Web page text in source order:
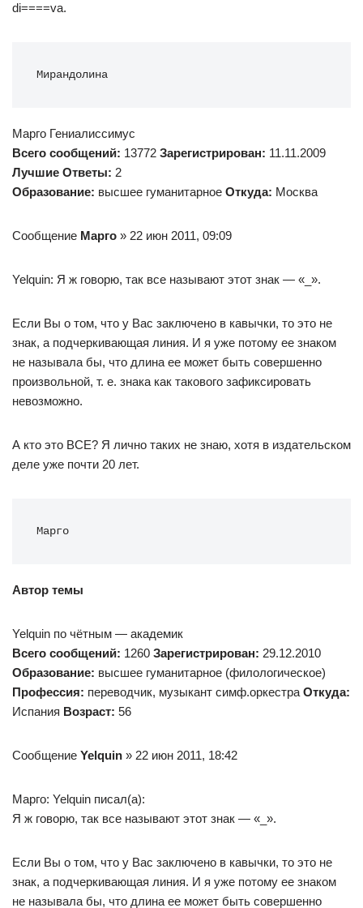
di====va.
Мирандолина
Марго Гениалиссимус
Всего сообщений: 13772 Зарегистрирован: 11.11.2009
Лучшие Ответы: 2
Образование: высшее гуманитарное Откуда: Моcква
Сообщение Марго » 22 июн 2011, 09:09
Yelquin: Я ж говорю, так все называют этот знак — «_».
Если Вы о том, что у Вас заключено в кавычки, то это не
знак, а подчеркивающая линия. И я уже потому ее знаком
не называла бы, что длина ее может быть совершенно
произвольной, т. е. знака как такового зафиксировать
невозможно.
А кто это ВСЕ? Я лично таких не знаю, хотя в издательском
деле уже почти 20 лет.
Марго
Автор темы
Yelquin по чётным — академик
Всего сообщений: 1260 Зарегистрирован: 29.12.2010
Образование: высшее гуманитарное (филологическое)
Профессия: переводчик, музыкант симф.оркестра Откуда:
Испания Возраст: 56
Сообщение Yelquin » 22 июн 2011, 18:42
Марго: Yelquin писал(а):
Я ж говорю, так все называют этот знак — «_».
Если Вы о том, что у Вас заключено в кавычки, то это не
знак, а подчеркивающая линия. И я уже потому ее знаком
не называла бы, что длина ее может быть совершенно